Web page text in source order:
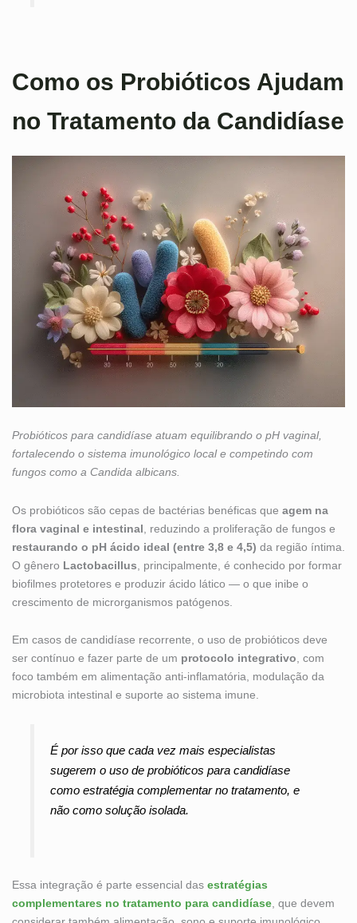
Como os Probióticos Ajudam
no Tratamento da Candidíase
Probióticos para candidíase atuam equilibrando o pH vaginal,
fortalecendo o sistema imunológico local e competindo com
fungos como a Candida albicans.
Os probióticos são cepas de bactérias benéficas que agem na
flora vaginal e intestinal , reduzindo a proliferação de fungos e
restaurando o pH ácido ideal (entre 3,8 e 4,5) da região íntima.
O gênero Lactobacillus , principalmente, é conhecido por formar
biofilmes protetores e produzir ácido lático — o que inibe o
crescimento de microrganismos patógenos.
Em casos de candidíase recorrente, o uso de probióticos deve
ser contínuo e fazer parte de um protocolo integrativo , com
foco também em alimentação anti-inflamatória, modulação da
microbiota intestinal e suporte ao sistema imune.
É por isso que cada vez mais especialistas
sugerem o uso de probióticos para candidíase
como estratégia complementar no tratamento, e
não como solução isolada.
Essa integração é parte essencial das estratégias
complementares no tratamento para candidíase , que devem